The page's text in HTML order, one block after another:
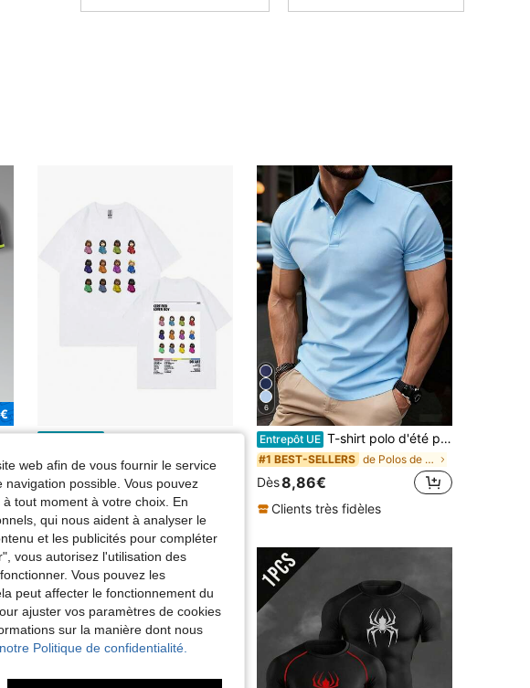
T-shirt graphique imprimé album Certified Lover Boy du rappeur Drake, t-shirt de mode hip-hop unisexe, t-shirt oversize 100% coton pour hommes
12,33€
6
Entrepôt UE T-shirt polo d'été pour hommes, séchage rapide, style business, fin, manches courtes, décontracté, élastique, couleur unie, top de sport
#1 BEST-SELLERS de Polos de sport pour hommes
Dès8,86€
Clients très fidèles
web afin de vous fournir le service
possible. Vous pouvez
tout moment à votre choix. En
qui nous aident à analyser le
et les publicités pour compléter
vous autorisez l'utilisation des
Vous pouvez les
peut affecter le fonctionnement du
ajuster vos paramètres de cookies
sur la manière dont nous
Politique de confidentialité.